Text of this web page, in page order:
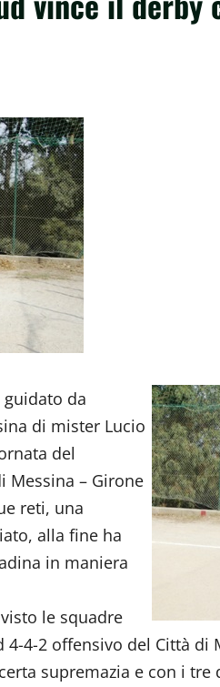
guidato da
di mister Lucio
del
Messina – Girone
reti, una
alla fine ha
in maniera
le squadre
4-2 offensivo del Città di
supremazia e con i tre